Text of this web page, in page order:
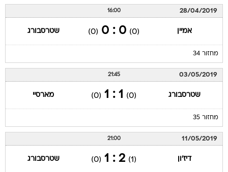
28/04/2019
16:00
אמיין (0)
0 : 0
(0) שטרסבורג
מחזור 34
03/05/2019
21:45
שטרסבורג (0)
1 : 1
(0) מארסיי
מחזור 35
11/05/2019
21:00
דיז'ון (1)
2 : 1
(0) שטרסבורג